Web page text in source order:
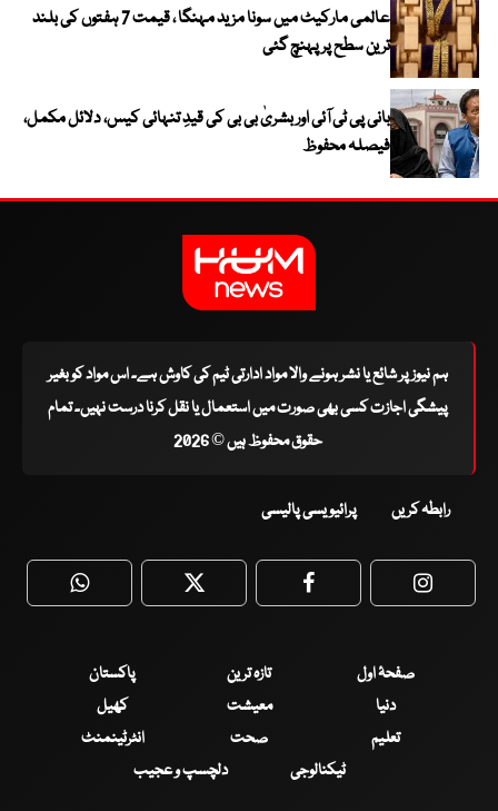
عالمی مارکیٹ میں سونا مزید مہنگا ، قیمت 7 ہفتوں کی بلند
ترین سطح پر پہنچ گئی
بانی پی ٹی آئی اور بشریٰ بی بی کی قیدِ تنہائی کیس، دلائل مکمل،
فیصلہ محفوظ
ہم نیوز پر شائع یا نشر ہونے والا مواد ادارتی ٹیم کی کاوش ہے۔ اس مواد کو بغیر
پیشگی اجازت کسی بھی صورت میں استعمال یا نقل کرنا درست نہیں۔ تمام
حقوق محفوظ ہیں © 2026
رابطہ کریں پرائیویسی پالیسی
WhatsApp Twitter Facebook
صفحۂ اول تازہ ترین
پاکستان
دنیا
معیشت
کھیل
تعلیم
صحت
انٹرٹینمنٹ
ٹیکنالوجی
دلچسپ و عجیب